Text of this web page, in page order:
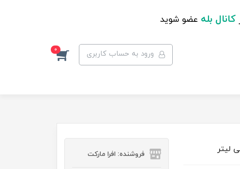
کانال بله عضو شوید
ورود به حساب کاربری 0
فروشنده: افرا مارکت